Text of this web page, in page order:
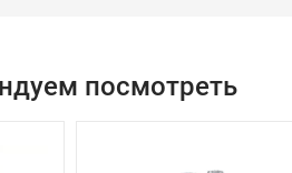
посмотреть